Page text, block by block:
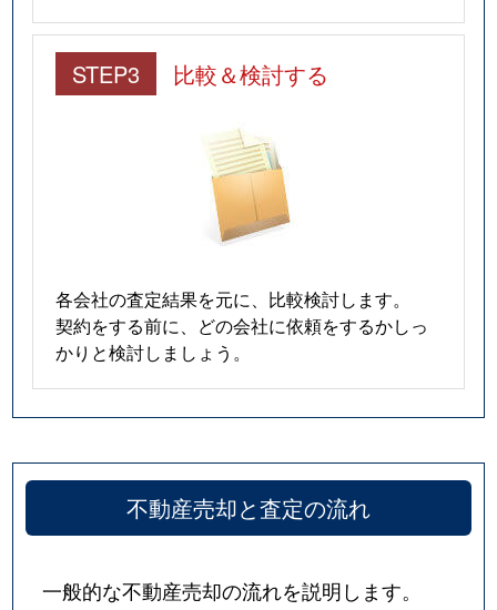
STEP3 比較＆検討する
各会社の査定結果を元に、比較検討します。
契約をする前に、どの会社に依頼をするかしっ
かりと検討しましょう。
不動産売却と査定の流れ
一般的な不動産売却の流れを説明します。